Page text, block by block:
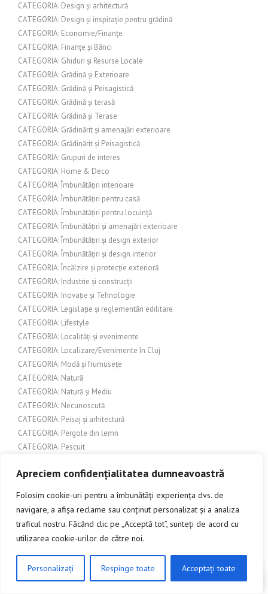
Apreciem confidențialitatea dumneavoastră
Folosim cookie-uri pentru a îmbunătăți experiența dvs. de
navigare, a afișa reclame sau conținut personalizat și a analiza
traficul nostru. Făcând clic pe „Acceptă tot”, sunteți de acord cu
utilizarea cookie-urilor de către noi.
Personalizați Respinge toate Acceptați toate
CATEGORIA: Design și arhitectură
CATEGORIA: Design și inspirație pentru grădină
CATEGORIA: Economie/Finanțe
CATEGORIA: Finanțe și Bănci
CATEGORIA: Ghiduri și Resurse Locale
CATEGORIA: Grădină și Exterioare
CATEGORIA: Grădină și Peisagistică
CATEGORIA: Grădină și terasă
CATEGORIA: Grădină și Terase
CATEGORIA: Grădinărit și amenajări exterioare
CATEGORIA: Grădinărit și Peisagistică
CATEGORIA: Grupuri de interes
CATEGORIA: Home & Deco
CATEGORIA: Îmbunătățiri interioare
CATEGORIA: Îmbunătățiri pentru casă
CATEGORIA: Îmbunătățiri pentru locuință
CATEGORIA: Îmbunătățiri și amenajări exterioare
CATEGORIA: Îmbunătățiri și design exterior
CATEGORIA: Îmbunătățiri și design interior
CATEGORIA: Încălzire și protecție exterioră
CATEGORIA: Industrie și construcții
CATEGORIA: Inovație și Tehnologie
CATEGORIA: Legislație și reglementări edilitare
CATEGORIA: Lifestyle
CATEGORIA: Localități și evenimente
CATEGORIA: Localizare/Evenimente în Cluj
CATEGORIA: Modă și frumusețe
CATEGORIA: Natură
CATEGORIA: Natură și Mediu
CATEGORIA: Necunoscută
CATEGORIA: Peisaj și arhitectură
CATEGORIA: Pergole din lemn
CATEGORIA: Pescuit
CATEGORIA: Produse pentru evenimente
CATEGORIA: Sport și activități în aer liber
CATEGORIA: Tehnologie și Inovație
CATEGORIA: Turism și Cultură
CATEGORIA: Urbanism și construcții
CATEGORIA: Urbanism și dezvoltare urbană
CATEGORIA: Uși de garaj
CATEGORIA: Uși de interior
CLICK AICI PENTRU A DISCUTA